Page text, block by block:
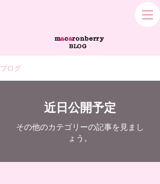
macaronberry
BLOG
ブログ
近日公開予定
その他のカテゴリーの記事を見まし
ょう。